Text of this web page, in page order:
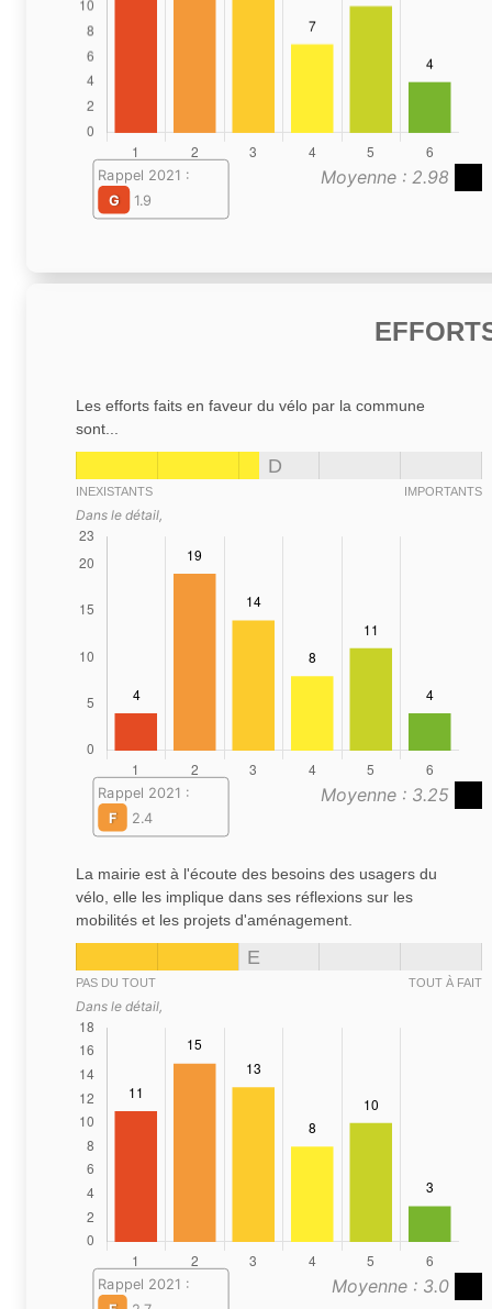
Moyenne : 2.98
Rappel 2021 :
G
1.9
Les efforts faits en faveur du vélo par la commune
sont...
D
INEXISTANTS IMPORTANTS
Dans le détail,
Moyenne : 3.25
Rappel 2021 :
F
2.4
La mairie est à l'écoute des besoins des usagers du
vélo, elle les implique dans ses réflexions sur les
mobilités et les projets d'aménagement.
E
PAS DU TOUT TOUT À FAIT
Dans le détail,
Moyenne : 3.0
Rappel 2021 :